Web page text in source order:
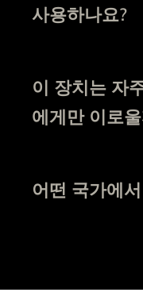
사용하나요?
이 장치는 자
에게만 이로
어떤 국가에